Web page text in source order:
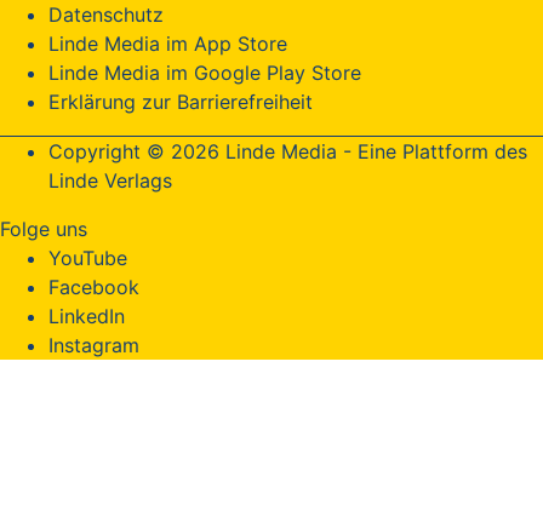
Datenschutz
Linde Media im App Store
Linde Media im Google Play Store
Erklärung zur Barrierefreiheit
Copyright © 2026 Linde Media - Eine Plattform des
Linde Verlags
Folge uns
YouTube
Facebook
LinkedIn
Instagram